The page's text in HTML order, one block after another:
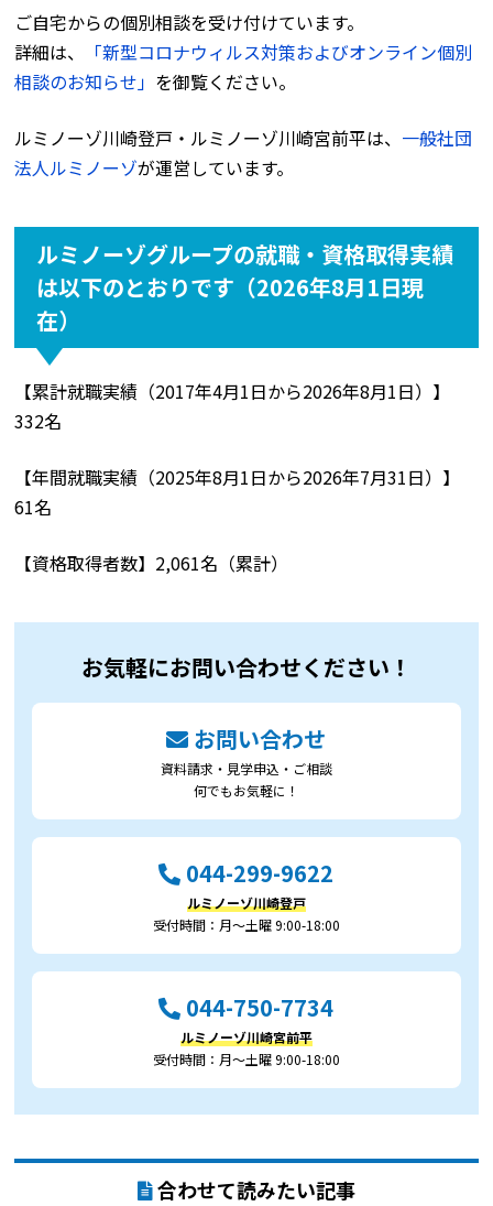
ご自宅からの個別相談を受け付けています。
詳細は、
「新型コロナウィルス対策およびオンライン個別
相談のお知らせ」 を御覧ください。
ルミノーゾ川崎登戸・ルミノーゾ川崎宮前平は、 一般社団
法人ルミノーゾが運営しています。
ルミノーゾグループの就職・資格取得実績
は以下のとおりです（2026年8月1日現
在）
【累計就職実績（2017年4月1日から2026年8月1日）】
332名
【年間就職実績（2025年8月1日から2026年7月31日）】
61名
【資格取得者数】2,061名（累計）
お気軽にお問い合わせください！
お問い合わせ
資料請求・見学申込・ご相談
何でもお気軽に！
044-299-9622
ルミノーゾ川崎登戸
受付時間：月～土曜 9:00-18:00
044-750-7734
ルミノーゾ川崎宮前平
受付時間：月～土曜 9:00-18:00
合わせて読みたい記事